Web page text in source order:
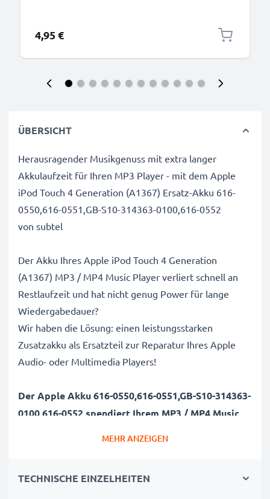
4,95 €
ÜBERSICHT
Herausragender Musikgenuss mit extra langer
Akkulaufzeit für Ihren MP3 Player - mit dem Apple
iPod Touch 4 Generation (A1367) Ersatz-Akku 616-
0550,616-0551,GB-S10-314363-0100,616-0552
von subtel
Der Akku Ihres Apple iPod Touch 4 Generation
(A1367) MP3 / MP4 Music Player verliert schnell an
Restlaufzeit und hat nicht genug Power für lange
Wiedergabedauer?
Wir haben die Lösung: einen leistungsstarken
Zusatzakku als Ersatzteil zur Reparatur Ihres Apple
Audio- oder Multimedia Players!
Der Apple Akku 616-0550,616-0551,GB-S10-314363-
0100,616-0552 spendiert Ihrem MP3 / MP4 Music
stundenlanger Musikuntermalung endlich wieder
MEHR ANZEIGEN
TECHNISCHE EINZELHEITEN